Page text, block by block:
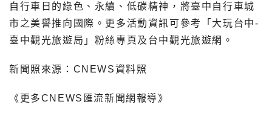
自行車日的綠色、永續、低碳精神，將臺中自行車城
市之美譽推向國際。更多活動資訊可參考「大玩台中-
臺中觀光旅遊局」粉絲專頁及台中觀光旅遊網。
新聞照來源：CNEWS資料照
《更多CNEWS匯流新聞網報導》